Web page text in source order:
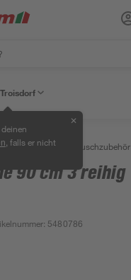
Troisdorf
, falls er nicht
✕
/ Duschen Duschzubehör
90 cm 3 reihig
: 5480786